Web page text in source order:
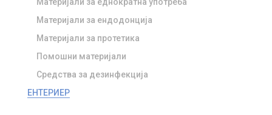
Материјали за ендодонција
Материјали за протетика
Помошни материјали
Средства за дезинфекција
ЕНТЕРИЕР